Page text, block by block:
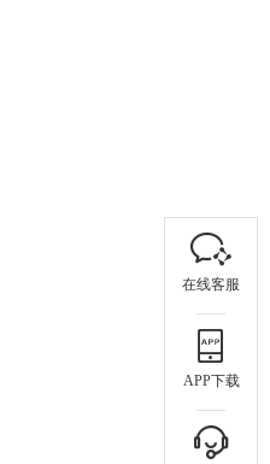
在线客服
APP下载